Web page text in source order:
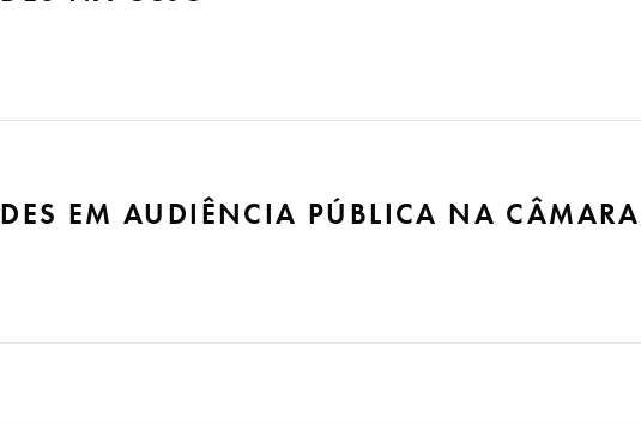
EM AUDIÊNCIA PÚBLICA NA